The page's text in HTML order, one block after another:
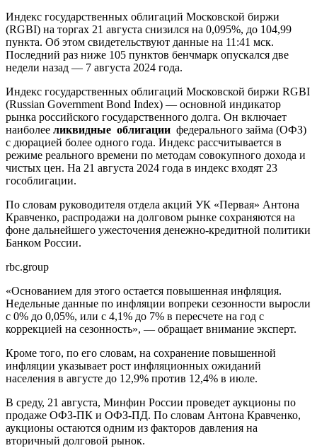
Индекс государственных облигаций Московской биржи
(RGBI) на торгах 21 августа снизился на 0,095%, до 104,99
пункта. Об этом свидетельствуют данные на 11:41 мск.
Последний раз ниже 105 пунктов бенчмарк опускался две
недели назад — 7 августа 2024 года.
Индекс государственных облигаций Московской биржи RGBI
(Russian Government Bond Index) — основной индикатор
рынка российского государственного долга. Он включает
наиболее ликвидные облигации федерального займа (ОФЗ)
с дюрацией более одного года. Индекс рассчитывается в
режиме реального времени по методам совокупного дохода и
чистых цен. На 21 августа 2024 года в индекс входят 23
гособлигации.
По словам руководителя отдела акций УК «Первая» Антона
Кравченко, распродажи на долговом рынке сохраняются на
фоне дальнейшего ужесточения денежно-кредитной политики
Банком России.
rbc.group
«Основанием для этого остается повышенная инфляция.
Недельные данные по инфляции вопреки сезонности выросли
с 0% до 0,05%, или с 4,1% до 7% в пересчете на год с
коррекцией на сезонность», — обращает внимание эксперт.
Кроме того, по его словам, на сохранение повышенной
инфляции указывает рост инфляционных ожиданий
населения в августе до 12,9% против 12,4% в июле.
В среду, 21 августа, Минфин России проведет аукционы по
продаже ОФЗ-ПК и ОФЗ-ПД. По словам Антона Кравченко,
аукционы остаются одним из факторов давления на
вторичный долговой рынок.